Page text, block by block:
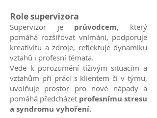
Role supervizora
Supervizor je průvodcem, který
pomáhá rozšiřovat vnímání, podporuje
kreativitu a zdroje, reflektuje dynamiku
vztahů i profesní témata.
Vede k porozumění tíživým situacím a
vztahům při práci s klientem či v týmu,
uvolňuje prostor pro nové nápady a
pomáhá předcházet profesnímu stresu
a syndromu vyhoření.